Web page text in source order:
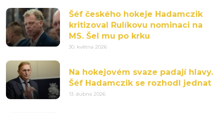
Šéf českého hokeje Hadamczik
kritizoval Rulíkovu nominaci na
MS. Šel mu po krku
30. května 2026
Na hokejovém svaze padají hlavy.
Šéf Hadamczik se rozhodl jednat
13. dubna 2026